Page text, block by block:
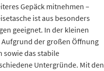
Gepäck mitnehmen –
ist aus besonders
geeignet. In der kleinen
der großen Öffnung
sowie das stabile
Untergründe. Mit den